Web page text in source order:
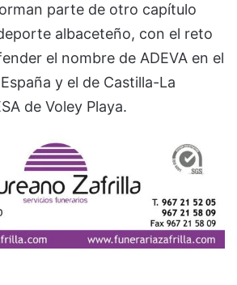
parte de otro capítulo
albaceteño, con el reto
el nombre de ADEVA en el
y el de Castilla-La
de Voley Playa.